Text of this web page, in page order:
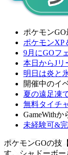
ポケモンGO
ポケモンXP
9月にGOフ
本日からJリ
明日は炎と
開催中のイ
夏の遠足凍
無料タイチ
GameWith
未経験可&
ポケモンGOの技
す。シャドーボ